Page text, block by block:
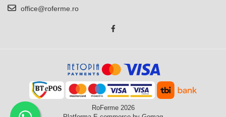
office@roferme.ro
RoFerme 2026